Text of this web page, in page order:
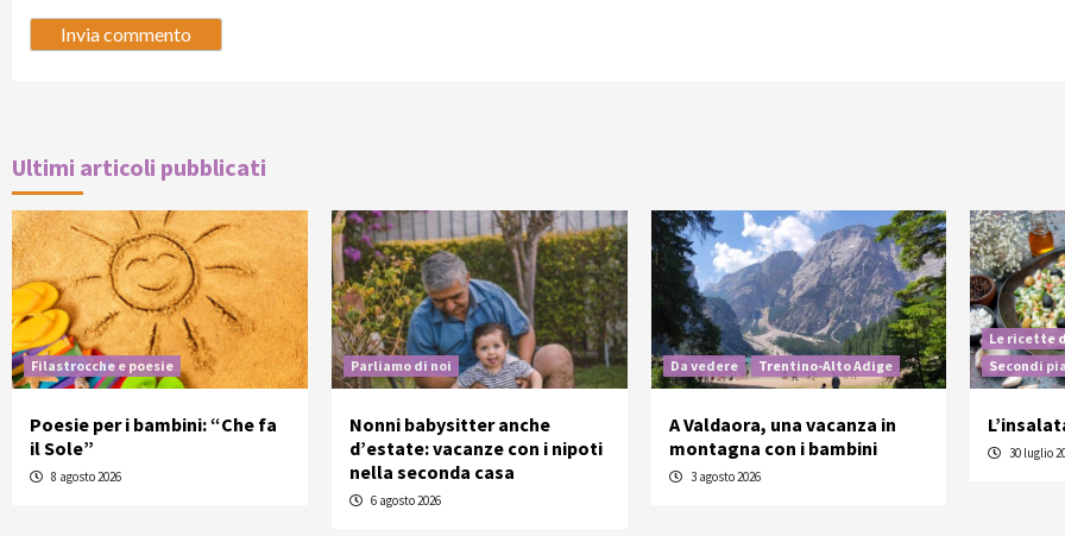
Ultimi articoli pubblicati
Filastrocche e poesie
Poesie per i bambini: “Che fa
il Sole”
8 agosto 2026
Parliamo di noi
Nonni babysitter anche
d’estate: vacanze con i nipoti
nella seconda casa
6 agosto 2026
Da vedere Trentino-Alto Adige
A Valdaora, una vacanza in
montagna con i bambini
3 agosto 2026
Le ricette
Secondi
30 luglio